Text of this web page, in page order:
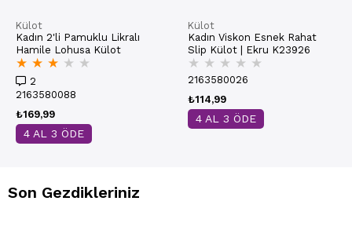
Külot
Kadın 2'li Pamuklu Likralı
Hamile Lohusa Külot
★ ★ ★ ★ ★
2
2163580088
₺169,99
4 AL 3 ÖDE
Külot
Kadın Viskon Esnek Rahat
Slip Külot | Ekru K23926
★ ★ ★ ★ ★
2163580026
₺114,99
4 AL 3 ÖDE
Son Gezdikleriniz